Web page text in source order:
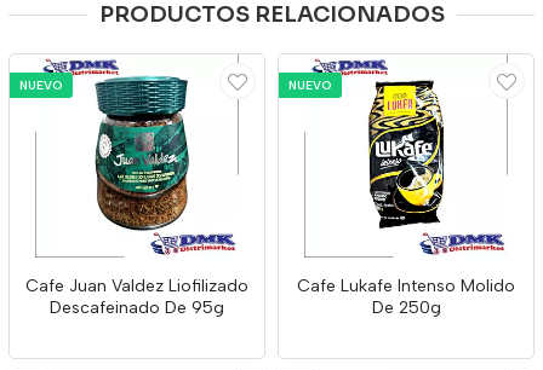
PRODUCTOS RELACIONADOS
NUEVO
Cafe Juan Valdez Liofilizado
Descafeinado De 95g
NUEVO
Cafe Lukafe Intenso Molido
De 250g